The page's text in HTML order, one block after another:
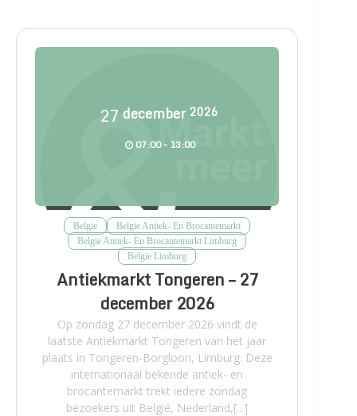
27 december 2026
07:00 - 13:00
Belgie
Belgie Antiek- En Brocantemarkt
Belgie Antiek- En Brocantemarkt Limburg
Belgie Limburg
Antiekmarkt Tongeren – 27
december 2026
Op zondag 27 december 2026 vindt de
laatste Antiekmarkt Tongeren van het jaar
plaats in Tongeren-Borgloon, Limburg. Deze
internationaal bekende antiek- en
brocantemarkt trekt iedere zondag
bezoekers uit België, Nederland,[...]